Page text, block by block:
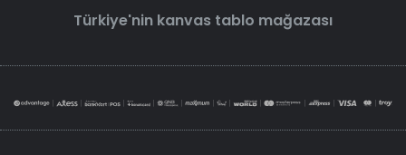
Türkiye'nin kanvas tablo mağazası